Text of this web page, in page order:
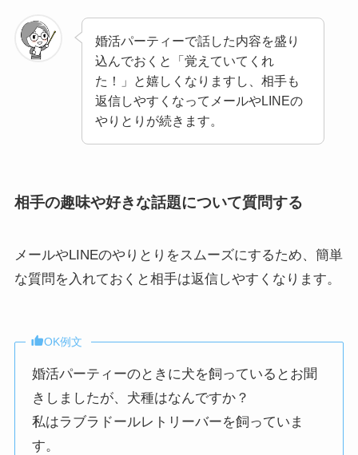
婚活パーティーで話した内容を盛り
込んでおくと「覚えていてくれ
た！」と嬉しくなりますし、相手も
返信しやすくなってメールやLINEの
やりとりが続きます。
相手の趣味や好きな話題について質問する
メールやLINEのやりとりをスムーズにするため、簡単
な質問を入れておくと相手は返信しやすくなります。
OK例文
婚活パーティーのときに犬を飼っているとお聞
きしましたが、犬種はなんですか？
私はラブラドールレトリーバーを飼っていま
す。